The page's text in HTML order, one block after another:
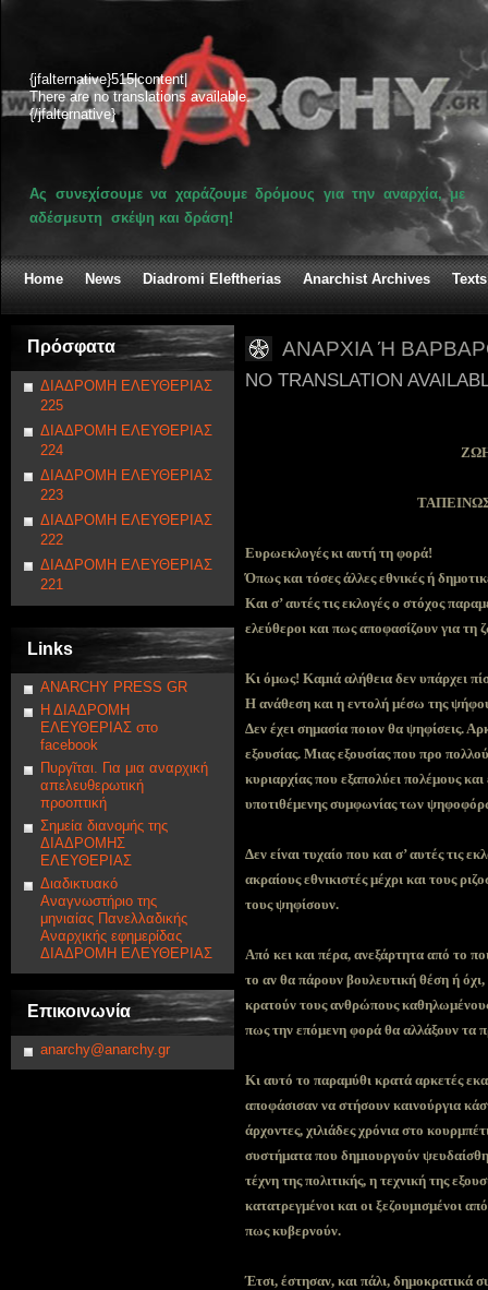
{jfalternative}515|content|
There are no translations available.
{/jfalternative}
Ας συνεχίσουμε να χαράζουμε δρόμους για την αναρχία, με
αδέσμευτη σκέψη και δράση!
Home News Diadromi Eleftherias Anarchist Archives Texts
Πρόσφατα
ΔΙΑΔΡΟΜΗ ΕΛΕΥΘΕΡΙΑΣ
225
ΔΙΑΔΡΟΜΗ ΕΛΕΥΘΕΡΙΑΣ
224
ΔΙΑΔΡΟΜΗ ΕΛΕΥΘΕΡΙΑΣ
223
ΔΙΑΔΡΟΜΗ ΕΛΕΥΘΕΡΙΑΣ
222
ΔΙΑΔΡΟΜΗ ΕΛΕΥΘΕΡΙΑΣ
221
Links
ANARCHY PRESS GR
Η ΔΙΑΔΡΟΜΗ
ΕΛΕΥΘΕΡΙΑΣ στο
facebook
Πυργῖται. Για μια αναρχική
απελευθερωτική
προοπτική
Σημεία διανομής της
ΔΙΑΔΡΟΜΗΣ
ΕΛΕΥΘΕΡΙΑΣ
Διαδικτυακό
Αναγνωστήριο της
μηνιαίας Πανελλαδικής
Αναρχικής εφημερίδας
ΔΙΑΔΡΟΜΗ ΕΛΕΥΘΕΡΙΑΣ
Επικοινωνία
anarchy@anarchy.gr
ΑΝΑΡΧΙΑ Ή
NO TRANSLATION
Ευρωεκλογές κι αυτή τη φορά!
Όπως και τόσες άλλες εθνικές ή
Και σ’ αυτές τις εκλογές ο στόχος
ελεύθεροι και πως αποφασίζουν για τη
Κι όμως! Καμιά αλήθεια δεν υπάρχει
Η ανάθεση και η εντολή μέσω της
Δεν έχει σημασία ποιον θα ψηφίσεις.
εξουσίας. Μιας εξουσίας που προ
κυριαρχίας που εξαπολύει πολέμους
υποτιθέμενης συμφωνίας των
Δεν είναι τυχαίο που και σ’ αυτές τις
ακραίους εθνικιστές μέχρι και τους
τους ψηφίσουν.
Από κει και πέρα, ανεξάρτητα από το
το αν θα πάρουν βουλευτική θέση ή όχι,
κρατούν τους ανθρώπους
πως την επόμενη φορά θα αλλάξουν τα
Κι αυτό το παραμύθι κρατά αρκετές
αποφάσισαν να στήσουν καινούργια
άρχοντες, χιλιάδες χρόνια στο
συστήματα που δημιουργούν
τέχνη της πολιτικής, η τεχνική της
κατατρεγμένοι και οι ξεζουμισμένοι
πως κυβερνούν.
Έτσι, έστησαν, και πάλι, δημοκρατικά